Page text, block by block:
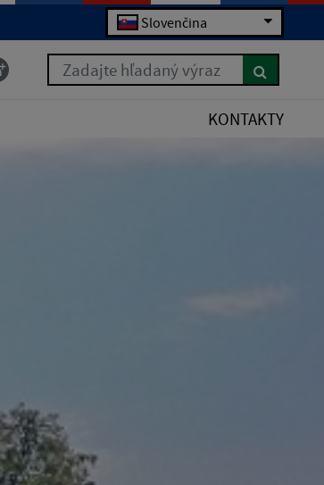
Slovenčina
Zadajte hľadaný výraz
KONTAKTY